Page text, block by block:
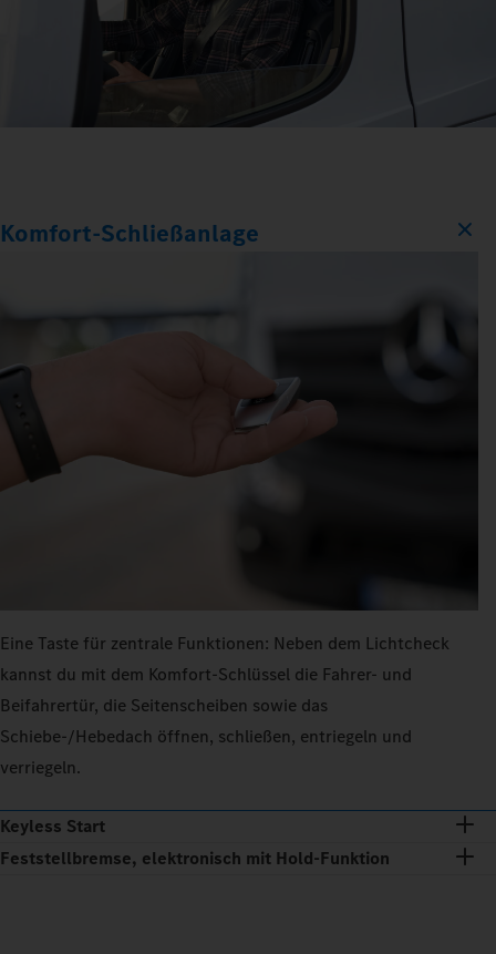
Komfort‑Schließanlage
Eine Taste für zentrale Funktionen: Neben dem Lichtcheck
kannst du mit dem Komfort‑Schlüssel die Fahrer‑ und
Beifahrertür, die Seitenscheiben sowie das
Schiebe‑/Hebedach öffnen, schließen, entriegeln und
verriegeln.
Keyless Start
Feststellbremse, elektronisch mit Hold‑Funktion